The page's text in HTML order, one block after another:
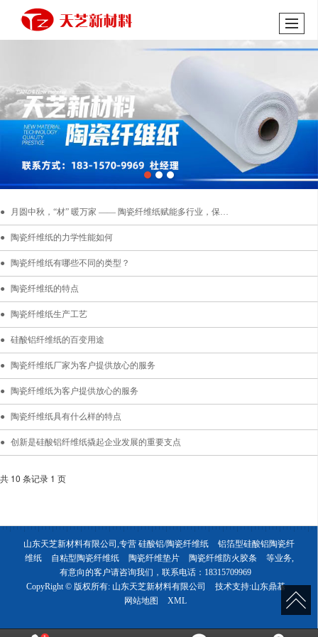
月圆中秋，“材” 暖万家 —— 陶瓷纤维纸赋能多行业，保障节日生产生活稳定
陶瓷纤维纸的力学性能如何
陶瓷纤维纸有哪些不同的类型？
陶瓷纤维纸的特点
陶瓷纤维纸生产工艺
硅酸铝纤维纸的百变用途
陶瓷纤维纸厂家为客户提供放心的服务
陶瓷纤维纸为客户提供放心的服务
陶瓷纤维纸具有什么样的特点
创新是硅酸铝纤维纸撬起企业发展的重要支点
共 10 条记录 1 页
山东天芝新材料有限公司,专营 硅酸铝/陶瓷纤维纸
铝箔型硅酸铝陶瓷纤
维纸
自粘型陶瓷纤维纸 陶瓷纤维垫片 陶瓷纤维防火胶条
等业务,
有意向的客户请咨询我们，联系电话： 18315709969
CopyRight © 版权所有: 山东天芝新材料有限公司 技术支持:山东鼎基
网站地图
XML